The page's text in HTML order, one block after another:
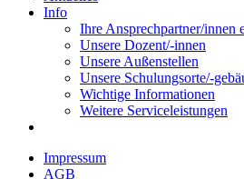
Info
Ihre Ansprechpartner/innen
Unsere Dozent/-innen
Unsere Außenstellen
Unsere Schulungsorte/-
Wichtige Informationen
Weitere Serviceleistungen
Impressum
AGB